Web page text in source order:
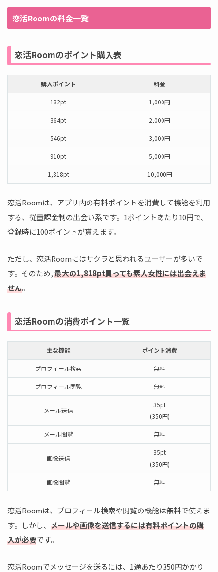
恋活Roomの料金一覧
恋活Roomのポイント購入表
購入ポイント 料金
182pt 1,000円
364pt 2,000円
546pt 3,000円
910pt 5,000円
1,818pt 10,000円
恋活Roomは、アプリ内の有料ポイントを消費して機能を利用
する、従量課金制の出会い系です。1ポイントあたり10円で、
登録時に100ポイントが貰えます。
ただし、恋活Roomにはサクラと思われるユーザーが多いで
す。そのため,最大の1,818pt買っても素人女性には出会えま
せん。
恋活Roomの消費ポイント一覧
主な機能 ポイント消費
プロフィール検索 無料
プロフィール閲覧 無料
メール送信
35pt
(350円)
メール閲覧 無料
画像送信
35pt
(350円)
画像閲覧 無料
恋活Roomは、プロフィール検索や閲覧の機能は無料で使えま
す。しかし、 メールや画像を送信するには有料ポイントの購
入が必要です。
恋活Roomでメッセージを送るには、1通あたり350円かかり